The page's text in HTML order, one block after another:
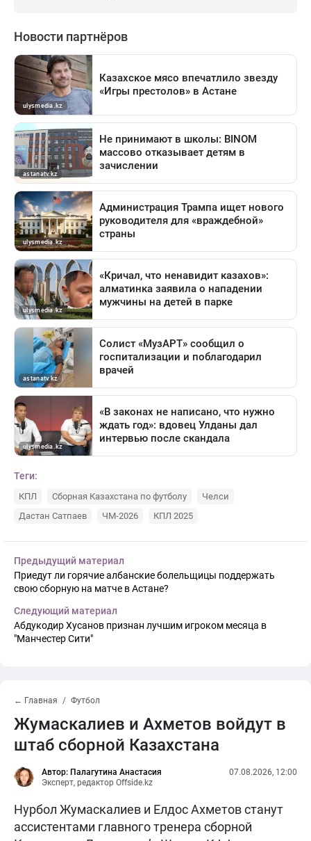
Теги:
КПЛ Сборная Казахстана по футболу
Челси
Дастан Сатпаев
ЧМ-2026 КПЛ 2025
Предыдущий материал
Приедут ли горячие албанские болельщицы поддержать
свою сборную на матче в Астане?
Следующий материал
Абдукодир Хусанов признан лучшим игроком месяца в
"Манчестер Сити"
← Главная Футбол
Жумаскалиев и Ахметов войдут в
штаб сборной Казахстана
Автор: Палагутина Анастасия
Эксперт, редактор Offside.kz
07.08.2026, 12:00
Нурбол Жумаскалиев и Елдос Ахметов станут
ассистентами главного тренера сборной